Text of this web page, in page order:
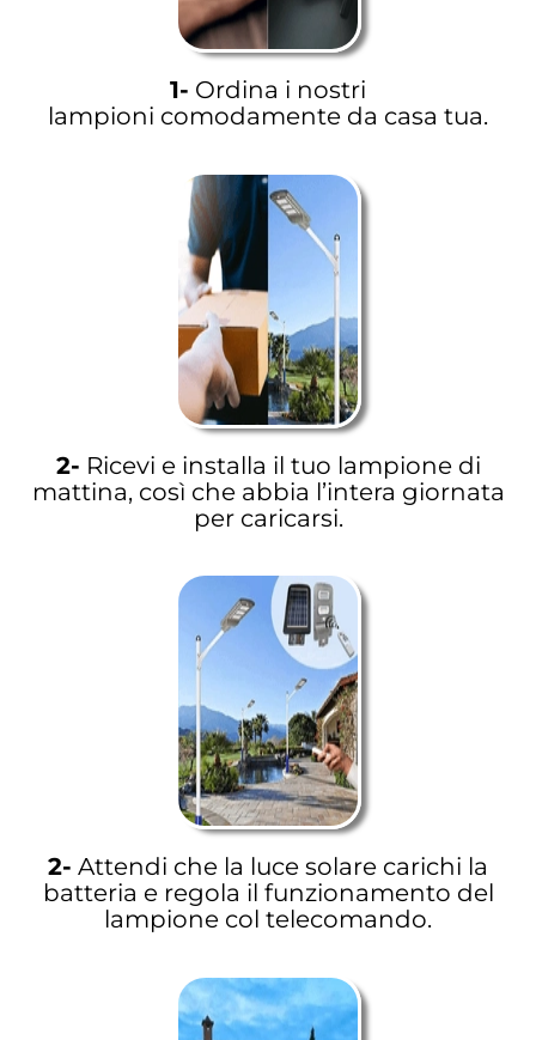
1- Ordina i nostri
lampioni comodamente da casa tua.
2- Ricevi e installa il tuo lampione di
mattina, così che abbia l’intera giornata
per caricarsi.
2- Attendi che la luce solare carichi la
batteria e regola il funzionamento del
lampione col telecomando.